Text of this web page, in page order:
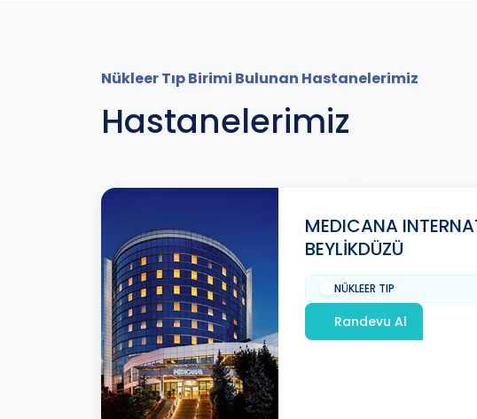
Nükleer Tıp Birimi Bulunan Hastanelerimiz
Hastanelerimiz
MEDICANA
BEYLİKDÜZÜ
NÜKLEER TIP
Randevu Al